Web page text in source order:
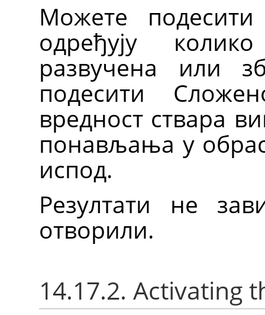
Можете
одређују
развучена или
подесити
вредност ствара
понављања у
испод.
Резултати не
отворили.
14.17.2. Activating